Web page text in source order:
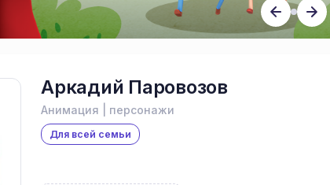
Аркадий Паровозов
Анимация | персонажи
Для всей семьи